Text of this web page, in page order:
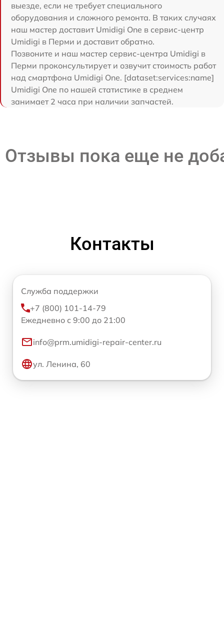
выезде, если не требует специального
оборудования и сложного ремонта. В таких случаях
наш мастер доставит Umidigi One в сервис-центр
Umidigi в Перми и доставит обратно.
Позвоните и наш мастер сервис-центра Umidigi в
Перми проконсультирует и озвучит стоимость работ
над смартфона Umidigi One. [dataset:services:name]
Umidigi One по нашей статистике в среднем
занимает 2 часа при наличии запчастей.
Отзывы пока еще не
Контакты
Служба поддержки
+7 (800) 101-14-79
Ежедневно с 9:00 до 21:00
info@prm.umidigi-repair-center.ru
ул. Ленина, 60